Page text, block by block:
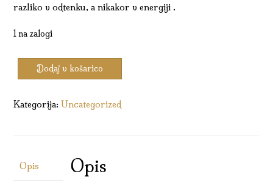
razliko v odtenku, a nikakor v energiji .
1 na zalogi
Zapestnica
Starodavni
modrosti
Dodaj v košarico
Kategorija: Uncategorized
Opis Opis